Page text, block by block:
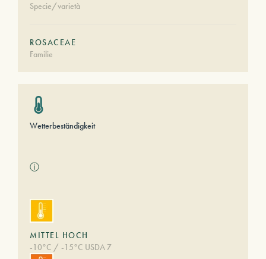
Specie/varietà
ROSACEAE
Familie
Wetterbeständigkeit
ⓘ
MITTEL HOCH
-10°C / -15°C USDA 7